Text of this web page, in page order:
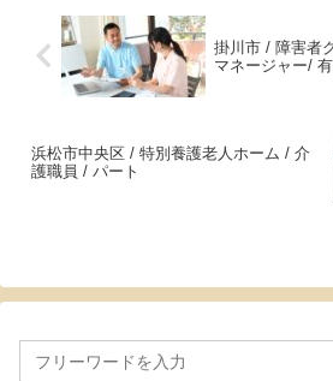
掛川市 / 障害者
マネージャー/
浜松市中央区 / 特別養護老人ホーム / 介
護職員 / パート
Search
for: